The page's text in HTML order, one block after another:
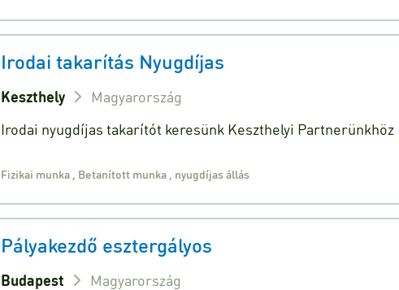
Irodai takarítás Nyugdíjas
Keszthely
Magyarország
Irodai nyugdíjas takarítót keresünk Keszthelyi Partnerünkhöz
Fizikai munka Betanított munka nyugdíjas állás
Pályakezdő esztergályos
Budapest
Magyarország